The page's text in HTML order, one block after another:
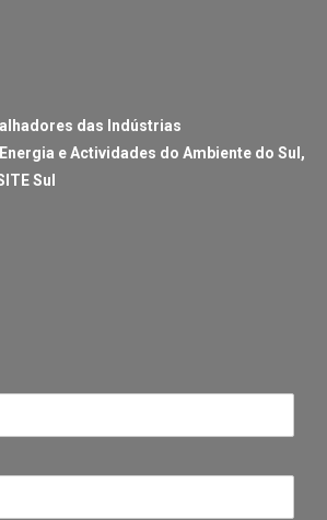
das Indústrias
e Actividades do Ambiente do Sul,
Sul